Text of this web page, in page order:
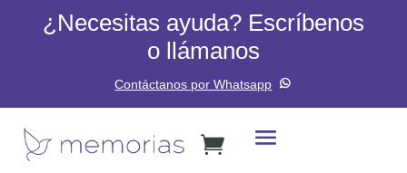
¿Necesitas ayuda? Escríbenos
o llámanos
Contáctanos por Whatsapp